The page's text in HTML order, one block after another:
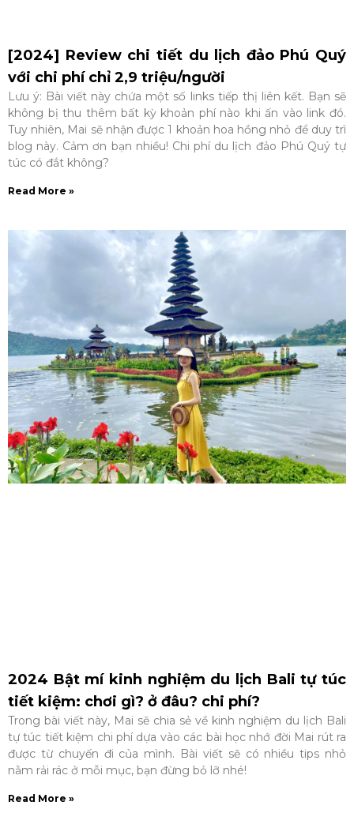
[2024] Review chi tiết du lịch đảo Phú Quý
với chi phí chỉ 2,9 triệu/người
Lưu ý: Bài viết này chứa một số links tiếp thị liên kết. Bạn sẽ
không bị thu thêm bất kỳ khoản phí nào khi ấn vào link đó.
Tuy nhiên, Mai sẽ nhận được 1 khoản hoa hồng nhỏ để duy trì
blog này. Cảm ơn bạn nhiều! Chi phí du lịch đảo Phú Quý tự
túc có đắt không?
Read More »
2024 Bật mí kinh nghiệm du lịch Bali tự túc
tiết kiệm: chơi gì? ở đâu? chi phí?
Trong bài viết này, Mai sẽ chia sẻ về kinh nghiệm du lịch Bali
tự túc tiết kiệm chi phí dựa vào các bài học nhớ đời Mai rút ra
được từ chuyến đi của mình. Bài viết sẽ có nhiều tips nhỏ
nằm rải rác ở mỗi mục, bạn đừng bỏ lỡ nhé!
Read More »